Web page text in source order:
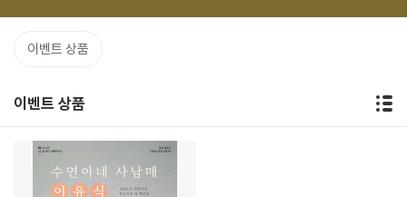
이벤트 상품
이벤트 상품